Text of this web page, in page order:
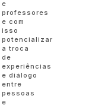
e
professores
e com
isso
potencializar
a troca
de
experiências
e diálogo
entre
pessoas
e